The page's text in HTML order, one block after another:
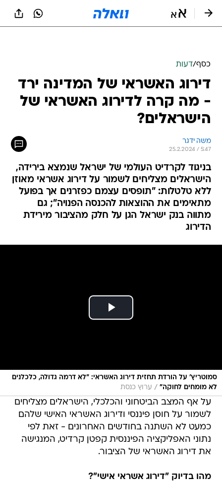
כסף/דעות
דירוג האשראי של המדינה ירד
- מה קרה לדירוג האשראי של
הישראלים?
משה ידגר
25.2.2024 / 5:47
בניגוד לקרדיט העולמי של ישראל שנמצא בירידה,
הישראלים מצליחים לשמור על דירוג אשראי מאוזן
ללא טלטלות: "תופסים עצמם כפזרנים אך בפועל
מתאימים את ההוצאות להכנסה הפנויה"; גם
מתווה בנק ישראל הגן על חלק מהציבור מירידת
הדירוג
סמוטריץ' על הורדת תחזית דירוג האשראי: "לא דרמה גדולה, כלכלנים
לא מומחים לחוקה" / ערוץ כנסת
על אף המצב הביטחוני והכלכלי, הישראלים מצליחים
לשמור על חוסן פיננסי ודירוג האשראי האישי שלהם
כמעט לא השתנה בחודשים האחרונים - זאת לפי
נתוני האפליקציה הפיננסית קפטן קרדיט, המנגישה
את דירוג האשראי של הציבור.
מהו בדיוק "דירוג אשראי אישי"?